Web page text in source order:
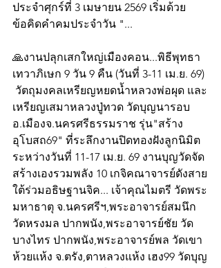
ประจำศุกร์ที่ 3 เมษายน 2569 เริ่มด้วย
ข้อคิดคำคมประจำวัน "...
🙏งานปลุกเสกใหญ่เมืองคอน...พิธีพุทธา
เทวาภิเษก 9 วัน 9 คืน (วันที่ 3-11 เม.ย. 69)
วัตถุมงคลเหรียญหยดน้ำหลวงพ่อผุด และ
เหรียญเสมาหลวงปู่ทวด วัดบุญนารอบ
อ.เมืองจ.นครศรีธรรมราช รุ่น"สร้าง
อุโบสถ69" ที่ระลึกงานปิดทองฝังลูกนิมิต
ระหว่างวันที่ 11-17 เม.ย. 69 งานบุญวัดจัด
สร้างเองรวมพลัง 10 เกจิคณาจารย์ดังสาย
ใต้ร่วมอธิษฐานจิค... เจ้าคุณไมตรี วัดพระ
มหาธาตุ จ.นครศรีฯ,พระอาจารย์สมนึก
วัดหรงมล ปากพนัง,พระอาจารย์ชัย วัด
บางไทร ปากพนัง,พระอาจารย์พล วัดเขา
ห้วยแห้ง จ.ตรัง,ตาหลวงแห้ง เฮง99 วัดบุญ